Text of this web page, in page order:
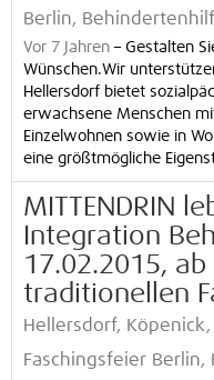
Berlin,
Vor 7 Jahren – Gestalten
Wünschen.Wir
Hellersdorf bietet
erwachsene Menschen
Einzelwohnen sowie in
eine größtmögliche
MITTENDRIN
Integration
17.02.2015,
traditionellen
Hellersdorf,
Faschingsfeier